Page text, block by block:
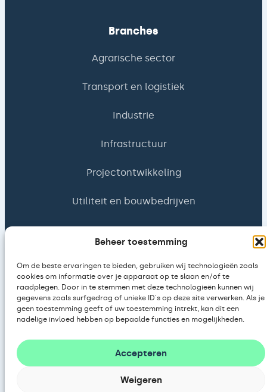
Beheer toestemming
Om de beste ervaringen te bieden, gebruiken wij technologieën zoals
cookies om informatie over je apparaat op te slaan en/of te
raadplegen. Door in te stemmen met deze technologieën kunnen wij
gegevens zoals surfgedrag of unieke ID's op deze site verwerken. Als je
geen toestemming geeft of uw toestemming intrekt, kan dit een
nadelige invloed hebben op bepaalde functies en mogelijkheden.
Accepteren
Weigeren
Branches
Agrarische sector
Transport en logistiek
Industrie
Infrastructuur
Projectontwikkeling
Utiliteit en bouwbedrijven
Type afname
Investeren
Huren
Loads of Energy